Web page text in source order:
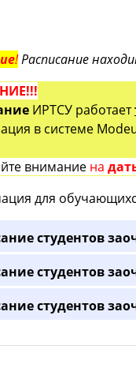
!Расписание
ИРТСУ работает
в системе
внимание на
для
студентов
студентов
студентов